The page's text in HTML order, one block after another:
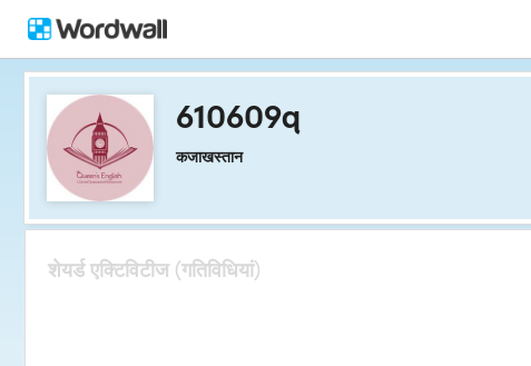
610609q
कजाखस्तान
शेयर्ड एक्टिविटीज (गतिविधियां)